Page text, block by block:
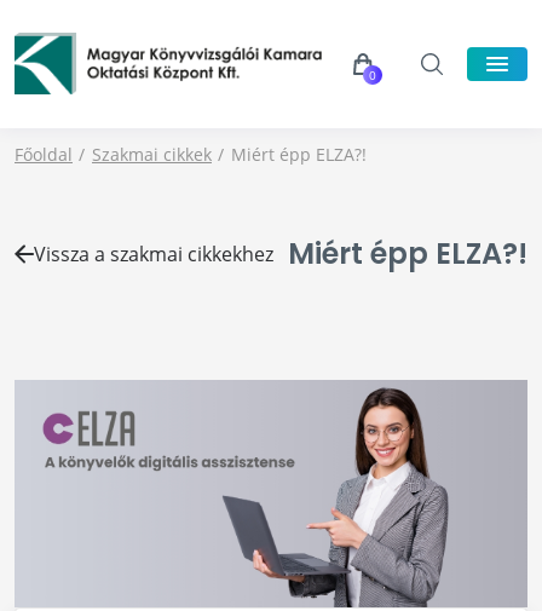
0
Főoldal Szakmai cikkek Miért épp ELZA?!
Miért épp ELZA?!
Vissza a szakmai cikkekhez